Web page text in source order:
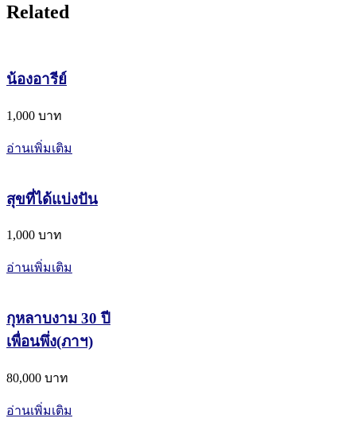
Related
น้องอารีย์
1,000 บาท
อ่านเพิ่มเติม
สุขที่ได้แบ่งปัน
1,000 บาท
อ่านเพิ่มเติม
กุหลาบงาม 30 ปี
เพื่อนพึ่ง(ภาฯ)
80,000 บาท
อ่านเพิ่มเติม